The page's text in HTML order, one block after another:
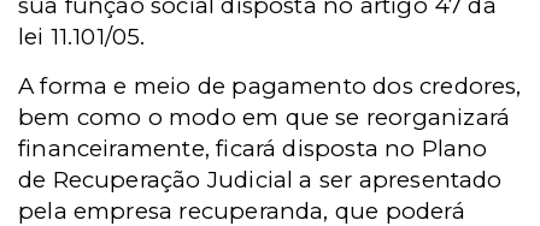
lei 11.101/05.
A forma e meio de pagamento dos credores,
bem como o modo em que se reorganizará
financeiramente, ficará disposta no Plano
de Recuperação Judicial a ser apresentado
pela empresa recuperanda, que poderá